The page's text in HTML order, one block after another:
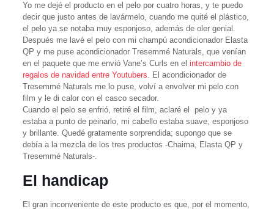
Yo me dejé el producto en el pelo por cuatro horas, y te puedo
decir que justo antes de lavármelo, cuando me quité el plástico,
el pelo ya se notaba muy esponjoso, además de oler genial.
Después me lavé el pelo con mi champú acondicionador Elasta
QP y me puse acondicionador Tresemmé Naturals, que venían
en el paquete que me envió Vane’s Curls en el intercambio de
regalos de navidad entre Youtubers. El acondicionador de
Tresemmé Naturals me lo puse, volví a envolver mi pelo con
film y le di calor con el casco secador.
Cuando el pelo se enfrió, retiré el film, aclaré el pelo y ya
estaba a punto de peinarlo, mi cabello estaba suave, esponjoso
y brillante. Quedé gratamente sorprendida; supongo que se
debía a la mezcla de los tres productos -Chaima, Elasta QP y
Tresemmé Naturals-.
El handicap
El gran inconveniente de este producto es que, por el momento,